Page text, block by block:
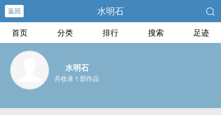
返回 水明石
首页 分类 排行 搜索 足迹
水明石
共收录 1 部作品